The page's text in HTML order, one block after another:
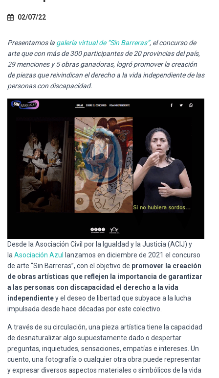
02/07/22
Presentamos la galería virtual de “Sin Barreras”, el concurso de
arte que con más de 300 participantes de 20 provincias del país,
29 menciones y 5 obras ganadoras, logró promover la creación
de piezas que reivindican el derecho a la vida independiente de las
personas con discapacidad.
Desde la Asociación Civil por la Igualdad y la Justicia (ACIJ) y
la Asociación Azul
lanzamos en diciembre de 2021 el concurso
de arte “Sin Barreras”, con el objetivo de promover la creación
de obras artísticas que reflejen la importancia de garantizar
a las personas con discapacidad el derecho a la vida
independientey el deseo de libertad que subyace a la lucha
impulsada desde hace décadas por este colectivo.
A través de su circulación, una pieza artística tiene la capacidad
de desnaturalizar algo supuestamente dado o despertar
preguntas, inquietudes, sensaciones, empatías e intereses. Un
cuento, una fotografía o cualquier otra obra puede representar
y expresar diversos aspectos materiales o simbólicos de la vida